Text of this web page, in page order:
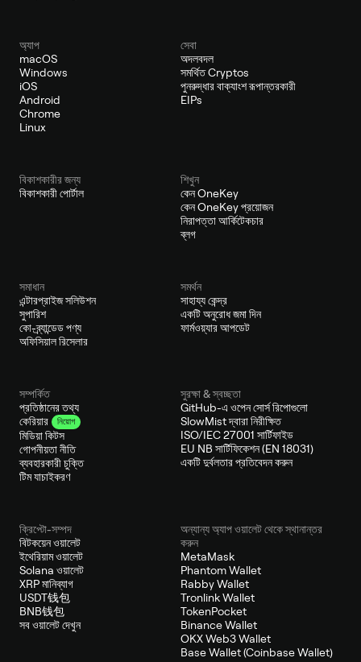
অ্যাপ
macOS
Windows
iOS
Android
Chrome
Linux
সেবা
অদলবদল
সমর্থিত Cryptos
পুনরুদ্ধার বাক্যাংশ রূপান্তরকারী
EIPs
বিকাশকারীর জন্য
বিকাশকারী পোর্টাল
শিখুন
কেন OneKey
কেন OneKey প্রয়োজন
নিরাপত্তা আর্কিটেকচার
ব্লগ
সমাধান
এন্টারপ্রাইজ সলিউশন
সুপারিশ
কো-ব্র্যান্ডেড পণ্য
অফিসিয়াল রিসেলার
সমর্থন
সাহায্য কেন্দ্র
একটি অনুরোধ জমা দিন
ফার্মওয়্যার আপডেট
সম্পর্কিত
প্রতিষ্ঠানের তথ্য
কেরিয়ার
নিয়োগ
মিডিয়া কিটস
গোপনীয়তা নীতি
ব্যবহারকারী চুক্তি
টিম যাচাইকরণ
সুরক্ষা & স্বচ্ছতা
GitHub-এ ওপেন সোর্স রিপোগুলো
SlowMist দ্বারা নিরীক্ষিত
ISO/IEC 27001 সার্টিফাইড
EU NB সার্টিফিকেশন (EN 18031)
একটি দুর্বলতার প্রতিবেদন করুন
ক্রিপ্টো-সম্পদ
বিটকয়েন ওয়ালেট
ইথেরিয়াম ওয়ালেট
Solana ওয়ালেট
XRP মানিব্যাগ
USDT钱包
BNB钱包
সব ওয়ালেট দেখুন
অন্যান্য অ্যাপ ওয়ালেট থেকে স্থানান্তর
করুন
MetaMask
Phantom Wallet
Rabby Wallet
Tronlink Wallet
TokenPocket
Binance Wallet
OKX Web3 Wallet
Base Wallet (Coinbase Wallet)